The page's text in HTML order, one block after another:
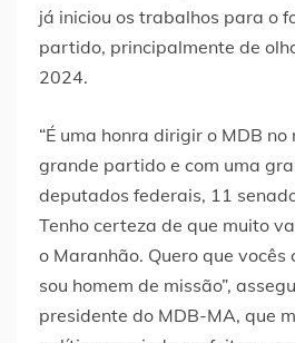
já iniciou os trabalhos para o
partido, principalmente de
2024.
“É uma honra dirigir o MDB no
grande partido e com uma
deputados federais, 11
Tenho certeza de que muito
o Maranhão. Quero que vocês
sou homem de missão”,
presidente do MDB-MA, que